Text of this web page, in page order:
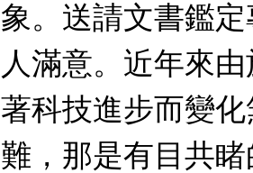
象。送請文書鑑
人滿意。近年來
著科技進步而變
難，那是有目共